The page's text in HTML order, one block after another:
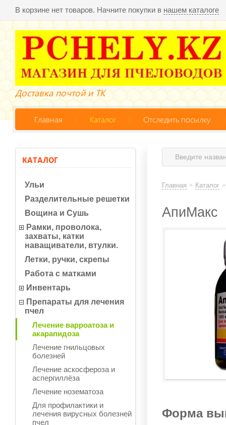
В корзине нет товаров. Начните покупки в нашем каталоге
Доставка почтой и ТК
Главная Каталог Отследить посылку
КАТАЛОГ
Ульи
Разделительные решетки
Вощина и Сушь
Рамки, проволока,
захваты, катки
наващиватели, втулки.
Летки, ручки, скрепы
Работа с матками
Инвентарь
Препараты для лечения
пчел
Лечение варроатоза и
акарапидоза
Лечение гнильцовых
болезней
Лечение аскосфероза и
аспергиллёза
Лечение нозематоза
Для профилактики и
лечения вирусных болезней
пчел
Главная » Каталог »
АпиМакс
Форма